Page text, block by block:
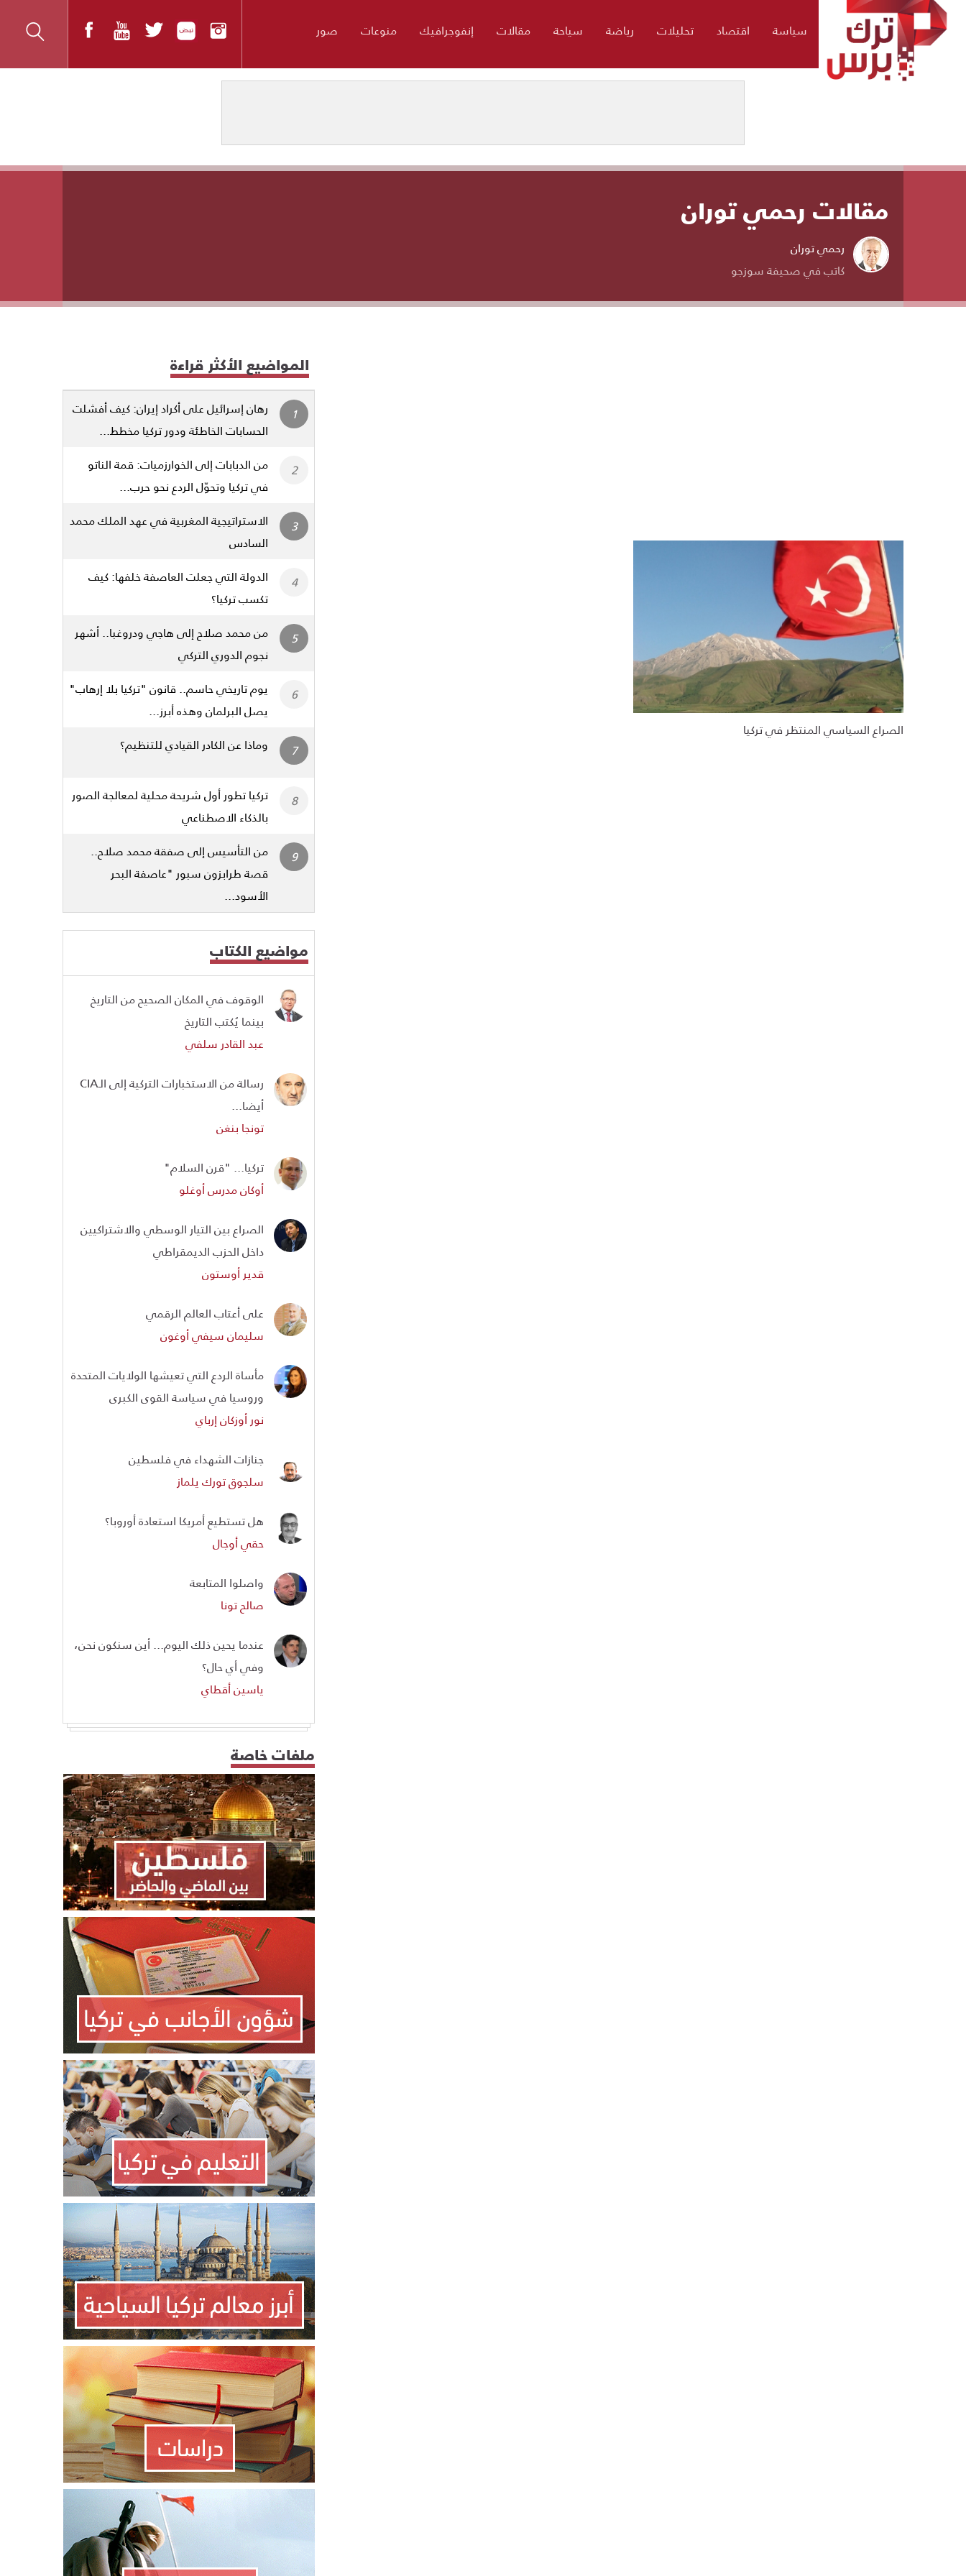
سياسة اقتصاد تحليلات رياضة سياحة مقالات إنفوجرافيك منوعات صور
مقالات رحمي توران
رحمي توران
كاتب في صحيفة سوزجو
الصراع السياسي المنتظر في تركيا
المواضيع الأكثر قراءة
رهان إسرائيل على أكراد إيران: كيف أفشلت
الحسابات الخاطئة ودور تركيا مخطط...
من الدبابات إلى الخوارزميات: قمة الناتو
في تركيا وتحوّل الردع نحو حرب...
الاستراتيجية المغربية في عهد الملك محمد
السادس
الدولة التي جعلت العاصفة خلفها: كيف
تكسب تركيا؟
من محمد صلاح إلى هاجي ودروغبا.. أشهر
نجوم الدوري التركي
يوم تاريخي حاسم.. قانون "تركيا بلا إرهاب"
يصل البرلمان وهذه أبرز...
وماذا عن الكادر القيادي للتنظيم؟
تركيا تطور أول شريحة محلية لمعالجة الصور
بالذكاء الاصطناعي
من التأسيس إلى صفقة محمد صلاح..
قصة طرابزون سبور "عاصفة البحر
الأسود...
مواضيع الكتاب
الوقوف في المكان الصحيح من التاريخ
بينما يُكتب التاريخ
عبد القادر سلفي
رسالة من الاستخبارات التركية إلى الـCIA
أيضا...
تونجا بنغن
تركيا... "قرن السلام"
أوكان مدرس أوغلو
الصراع بين التيار الوسطي والاشتراكيين
داخل الحزب الديمقراطي
قدير أوستون
على أعتاب العالم الرقمي
سليمان سيفي أوغون
مأساة الردع التي تعيشها الولايات المتحدة
وروسيا في سياسة القوى الكبرى
نور أوزكان إرباي
جنازات الشهداء في فلسطين
سلجوق تورك يلماز
هل تستطيع أمريكا استعادة أوروبا؟
حقي أوجال
واصلوا المتابعة
صالح تونا
عندما يحين ذلك اليوم... أين سنكون نحن،
وفي أي حال؟
ياسين أقطاي
ملفات خاصة